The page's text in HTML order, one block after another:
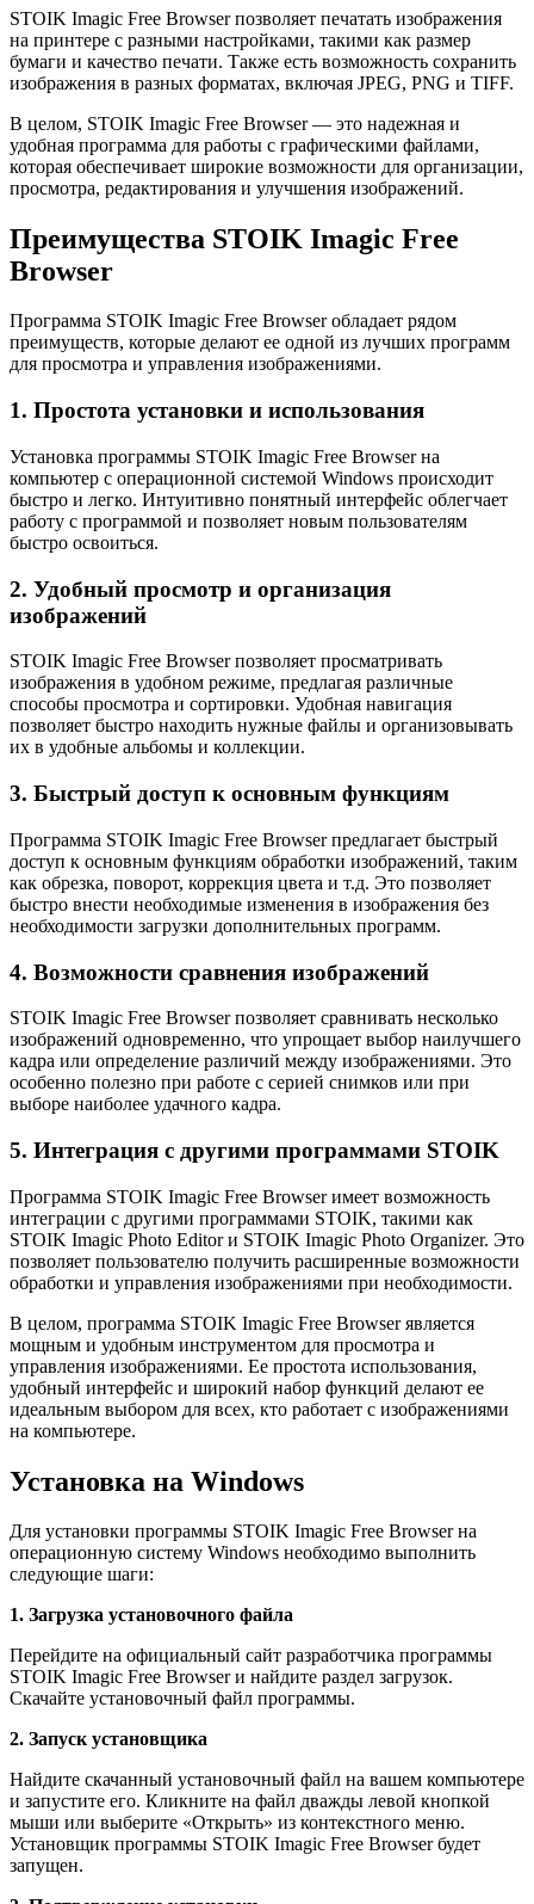
STOIK Imagic Free Browser позволяет печатать изображения
на принтере с разными настройками, такими как размер
бумаги и качество печати. Также есть возможность сохранить
изображения в разных форматах, включая JPEG, PNG и TIFF.
В целом, STOIK Imagic Free Browser — это надежная и
удобная программа для работы с графическими файлами,
которая обеспечивает широкие возможности для организации,
просмотра, редактирования и улучшения изображений.
Преимущества STOIK Imagic Free
Browser
Программа STOIK Imagic Free Browser обладает рядом
преимуществ, которые делают ее одной из лучших программ
для просмотра и управления изображениями.
1. Простота установки и использования
Установка программы STOIK Imagic Free Browser на
компьютер с операционной системой Windows происходит
быстро и легко. Интуитивно понятный интерфейс облегчает
работу с программой и позволяет новым пользователям
быстро освоиться.
2. Удобный просмотр и организация
изображений
STOIK Imagic Free Browser позволяет просматривать
изображения в удобном режиме, предлагая различные
способы просмотра и сортировки. Удобная навигация
позволяет быстро находить нужные файлы и организовывать
их в удобные альбомы и коллекции.
3. Быстрый доступ к основным функциям
Программа STOIK Imagic Free Browser предлагает быстрый
доступ к основным функциям обработки изображений, таким
как обрезка, поворот, коррекция цвета и т.д. Это позволяет
быстро внести необходимые изменения в изображения без
необходимости загрузки дополнительных программ.
4. Возможности сравнения изображений
STOIK Imagic Free Browser позволяет сравнивать несколько
изображений одновременно, что упрощает выбор наилучшего
кадра или определение различий между изображениями. Это
особенно полезно при работе с серией снимков или при
выборе наиболее удачного кадра.
5. Интеграция с другими программами STOIK
Программа STOIK Imagic Free Browser имеет возможность
интеграции с другими программами STOIK, такими как
STOIK Imagic Photo Editor и STOIK Imagic Photo Organizer. Это
позволяет пользователю получить расширенные возможности
обработки и управления изображениями при необходимости.
В целом, программа STOIK Imagic Free Browser является
мощным и удобным инструментом для просмотра и
управления изображениями. Ее простота использования,
удобный интерфейс и широкий набор функций делают ее
идеальным выбором для всех, кто работает с изображениями
на компьютере.
Установка на Windows
Для установки программы STOIK Imagic Free Browser на
операционную систему Windows необходимо выполнить
следующие шаги:
1. Загрузка установочного файла
Перейдите на официальный сайт разработчика программы
STOIK Imagic Free Browser и найдите раздел загрузок.
Скачайте установочный файл программы.
2. Запуск установщика
Найдите скачанный установочный файл на вашем компьютере
и запустите его. Кликните на файл дважды левой кнопкой
мыши или выберите «Открыть» из контекстного меню.
Установщик программы STOIK Imagic Free Browser будет
запущен.